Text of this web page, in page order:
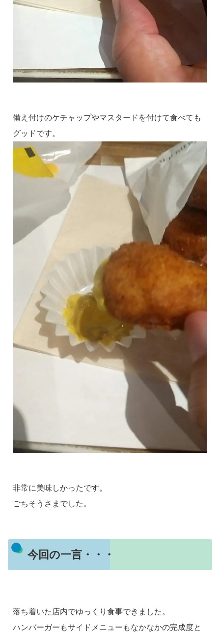
備え付けのケチャップやマスタードを付けて食べても
グッドです。
非常に美味しかったです。
ごちそうさまでした。
今回の一言・・・
落ち着いた店内でゆっくり食事できました。
ハンバーガーもサイドメニューもなかなかの完成度と